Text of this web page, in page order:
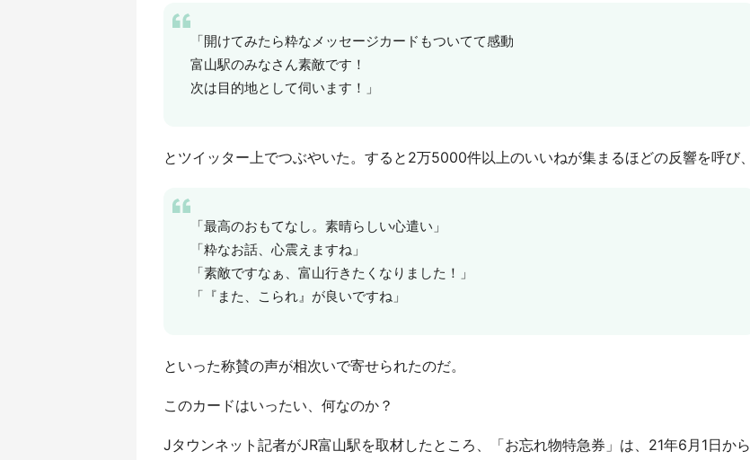
「開けてみたら粋なメッセージカードもついてて感動
富山駅のみなさん素敵です！
次は目的地として伺います！」
とツイッター上でつぶやいた。すると2万5000件以上のいいねが集まるほどの反響を呼び、
「最高のおもてなし。素晴らしい心遣い」
「粋なお話、心震えますね」
「素敵ですなぁ、富山行きたくなりました！」
「『また、こられ』が良いですね」
といった称賛の声が相次いで寄せられたのだ。
このカードはいったい、何なのか？
Jタウンネット記者がJR富山駅を取材したところ、「お忘れ物特急券」は、21年6月1日から